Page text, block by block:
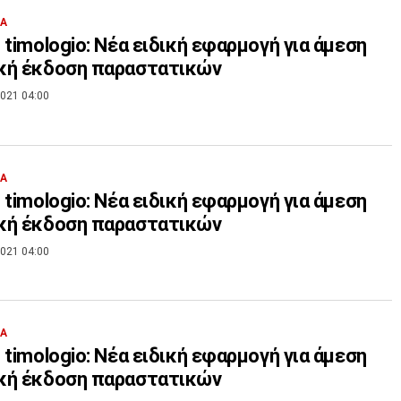
Νέα ειδική εφαρμογή για άμεση
έκδοση παραστατικών
04:00
Νέα ειδική εφαρμογή για άμεση
έκδοση παραστατικών
04:00
Νέα ειδική εφαρμογή για άμεση
έκδοση παραστατικών